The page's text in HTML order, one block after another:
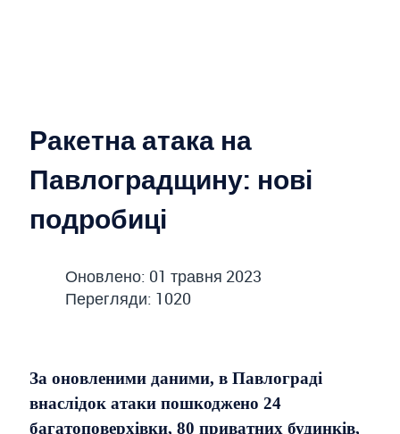
Ракетна атака на
Павлоградщину: нові
подробиці
Оновлено: 01 травня 2023
Перегляди: 1020
За оновленими даними, в Павлограді
внаслідок атаки пошкоджено 24
багатоповерхівки, 80 приватних будинків,